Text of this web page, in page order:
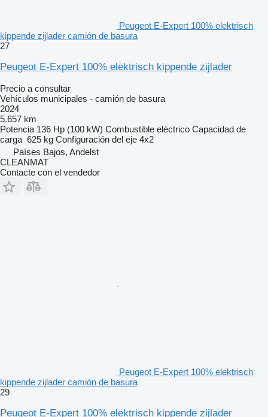
Peugeot E-Expert 100% elektrisch
kippende zijlader camión de basura
27
Peugeot E-Expert 100% elektrisch kippende zijlader
Precio a consultar
Vehículos municipales - camión de basura
2024
5.657 km
Potencia 136 Hp (100 kW) Combustible eléctrico Capacidad de
carga 625 kg Configuración del eje 4x2
Países Bajos, Andelst
CLEANMAT
Contacte con el vendedor
Peugeot E-Expert 100% elektrisch
kippende zijlader camión de basura
29
Peugeot E-Expert 100% elektrisch kippende zijlader